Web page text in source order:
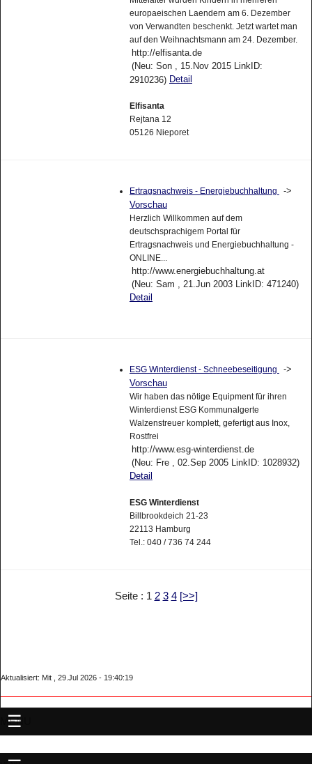
europaeischen Laendern am 6. Dezember
von Verwandten beschenkt. Jetzt wartet man
auf den Weihnachtsmann am 24. Dezember.
http://elfisanta.de
(Neu: Son , 15.Nov 2015 LinkID:
2910236) Detail
Elfisanta
Rejtana 12
05126 Nieporet
Ertragsnachweis - Energiebuchhaltung
->
Vorschau
Herzlich Willkommen auf dem
deutschsprachigem Portal für
Ertragsnachweis und Energiebuchhaltung -
ONLINE...
http://www.energiebuchhaltung.at
(Neu: Sam , 21.Jun 2003 LinkID: 471240)
Detail
ESG Winterdienst - Schneebeseitigung
->
Vorschau
Wir haben das nötige Equipment für ihren
Winterdienst ESG Kommunalgerte
Walzenstreuer komplett, gefertigt aus Inox,
Rostfrei
http://www.esg-winterdienst.de
(Neu: Fre , 02.Sep 2005 LinkID: 1028932)
Detail
ESG Winterdienst
Billbrookdeich 21-23
22113 Hamburg
Tel.: 040 / 736 74 244
Seite : 1 2 3 4 [>>]
Aktualisiert: Mit , 29.Jul 2026 - 19:40:19
MENU